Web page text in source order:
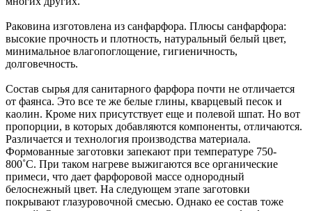
Раковина изготовлена из санфарфора. Плюсы санфарфора:
высокие прочность и плотность, натуральный белый цвет,
минимальное влагопоглощение, гигиеничность,
долговечность.
Состав сырья для санитарного фарфора почти не отличается
от фаянса. Это все те же белые глины, кварцевый песок и
каолин. Кроме них присутствует еще и полевой шпат. Но вот
пропорции, в которых добавляются компоненты, отличаются.
Различается и технология производства материала.
Формованные заготовки запекают при температуре 750-
800˚С. При таком нагреве выжигаются все органические
примеси, что дает фарфоровой массе однородный
белоснежный цвет. На следующем этапе заготовки
покрывают глазуровочной смесью. Однако ее состав тоже